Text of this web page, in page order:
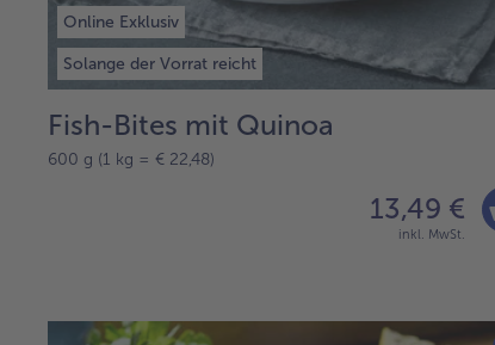
Online Exklusiv
Solange der Vorrat reicht
Fish-Bites mit Quinoa
600 g (1 kg = € 22,48)
13,49 €
inkl. MwSt.